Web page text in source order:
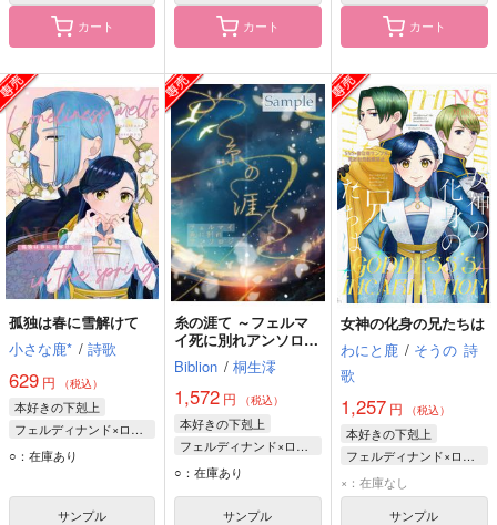
カート カート カート
孤独は春に雪解けて
小さな鹿* / 詩歌
629 円 （税込）
本好きの下剋上
フェルディナンド×ローゼマイン
フェルディナンド
○：在庫あり
サンプル
糸の涯て ～フェルマ
イ死に別れアンソロジ
ー～
Biblion / 桐生澪
1,572 円 （税込）
本好きの下剋上
フェルディナンド×ローゼマイン
フェルディナンド
○：在庫あり
サンプル
女神の化身の兄たちは
わにと鹿 / そうの 詩
歌
1,257円 （税込）
本好きの下剋上
フェルディナンド×ローゼマイン
フェルディナンド
ローゼマイン
×：在庫なし
サンプル